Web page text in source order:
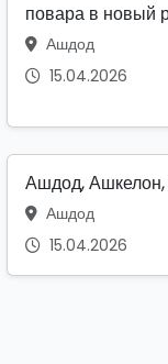
повара в новый
Ашдод
15.04.2026
Ашдод, Ашкелон,
Ашдод
15.04.2026